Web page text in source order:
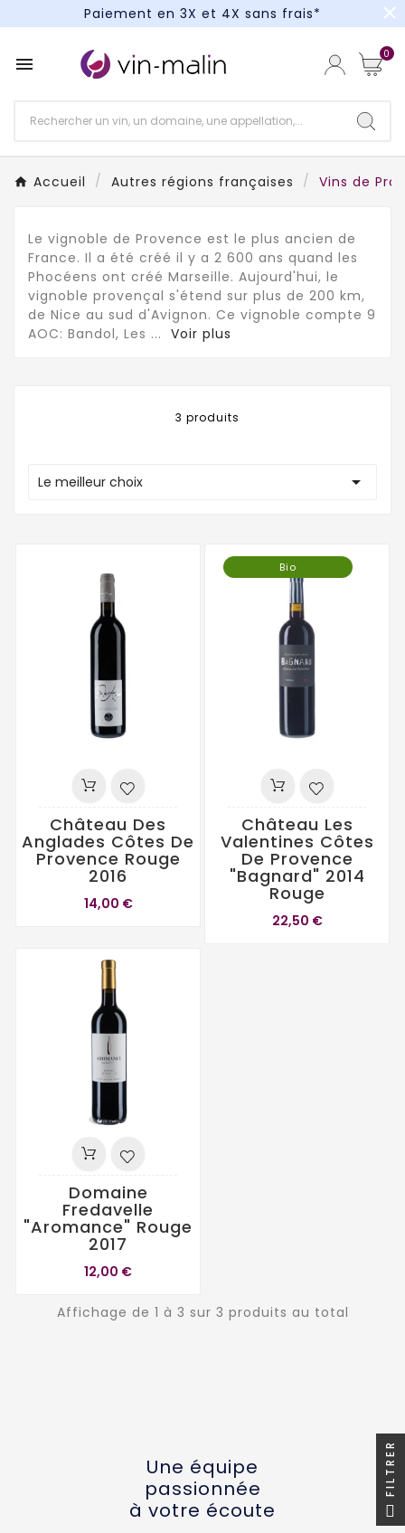
Paiement en 3X et 4X sans frais*
Paiement en 3X et 4X sans frais*
close
 0
Accueil Autres régions françaises Vins de
Le vignoble de Provence est le plus ancien de
France. Il a été créé il y a 2 600 ans quand les
Phocéens ont créé Marseille. Aujourd'hui, le
vignoble provençal s'étend sur plus de 200 km,
de Nice au sud d'Avignon. Ce vignoble compte 9
AOC: Bandol, Les ... Voir plus
3 produits
Le meilleur choix 
Château Des
Anglades Côtes De
Provence Rouge
2016
14,00 €
Bio
Château Les
Valentines Côtes
De Provence
"Bagnard" 2014
Rouge
22,50 €
Domaine
Fredavelle
"Aromance" Rouge
2017
12,00 €
Affichage de 1 à 3 sur 3 produits au total
Une équipe
passionnée
à votre écoute
FILTRER